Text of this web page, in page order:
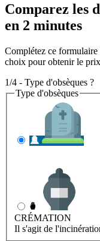
Comparez les
en 2 minutes
Complétez ce
choix pour obtenir le
1/4 - Type d'obsèques ?
Type d'obsèques
CRÉMATION
Il s'agit de